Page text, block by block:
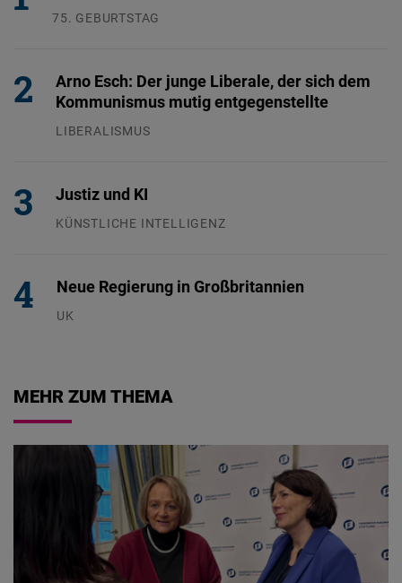
75. GEBURTSTAG
Arno Esch: Der junge Liberale, der sich dem
Kommunismus mutig entgegenstellte
LIBERALISMUS
Justiz und KI
KÜNSTLICHE INTELLIGENZ
Neue Regierung in Großbritannien
UK
MEHR ZUM THEMA